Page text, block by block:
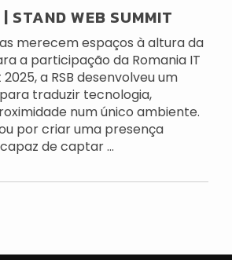
STAND WEB SUMMIT
merecem espaços à altura da
a participação da Romania IT
a RSB desenvolveu um
traduzir tecnologia,
num único ambiente.
por criar uma presença
de captar ...